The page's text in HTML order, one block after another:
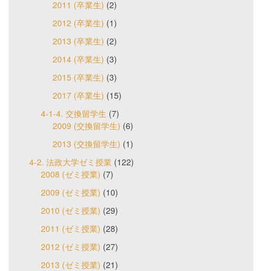
2011 (卒業生) (2)
2012 (卒業生) (1)
2013 (卒業生) (2)
2014 (卒業生) (3)
2015 (卒業生) (3)
2017 (卒業生) (15)
4-1-4. 交換留学生 (7)
2009 (交換留学生) (6)
2013 (交換留学生) (1)
4-2. 法政大学ゼミ授業 (122)
2008 (ゼミ授業) (7)
2009 (ゼミ授業) (10)
2010 (ゼミ授業) (29)
2011 (ゼミ授業) (28)
2012 (ゼミ授業) (27)
2013 (ゼミ授業) (21)